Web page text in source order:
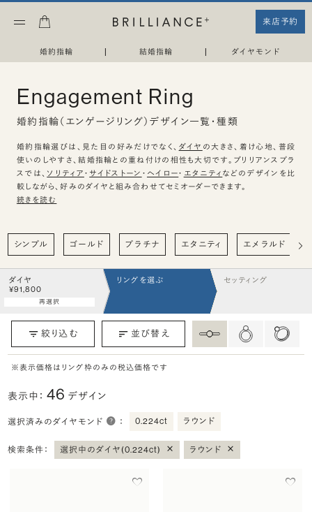
来店予約
婚約指輪 | 結婚指輪 | ダイヤモンド
Engagement Ring
婚約指輪（エンゲージリング）デザイン一覧・種類
婚約指輪選びは、見た目の好みだけでなく、 ダイヤ の大きさ、着け心地、普段
使いのしやすさ、結婚指輪との重ね付けの相性も大切です。ブリリアンスプラ
スでは、 ソリティア ・ サイドストーン ・ ヘイロー・ エタニティ などのデザインを比
較しながら、好みのダイヤと組み合わせてセミオーダーできます。
続きを読む
シンプル ゴールド プラチナ エタニティ エメラルド
ダイヤ
¥91,800
再選択
リングを選ぶ セッティング
絞り込む 並び替え
※表示価格はリング枠のみの税込価格です
表示中：46 デザイン
選択済みのダイヤモンド ： 0.224ct ラウンド
検索条件： 選択中のダイヤ(0.224ct) × ラウンド ×